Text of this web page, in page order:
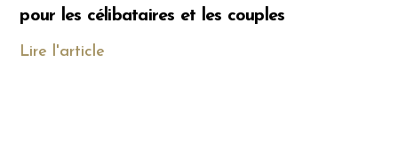
pour les célibataires et les couples
Lire l'article